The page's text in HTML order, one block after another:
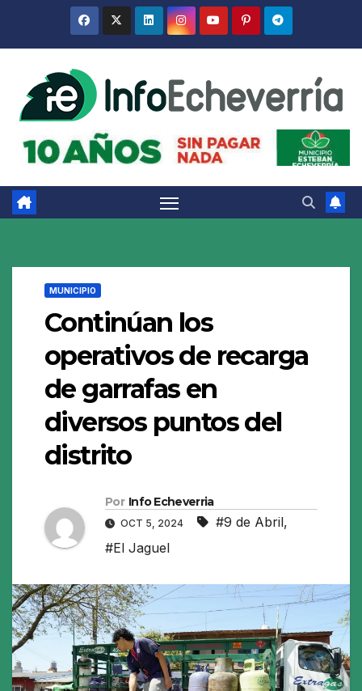
MUNICIPIO
Continúan los
operativos de recarga
de garrafas en
diversos puntos del
distrito
Por Info Echeverria
OCT 5, 2024 #9 de Abril,
#El Jaguel